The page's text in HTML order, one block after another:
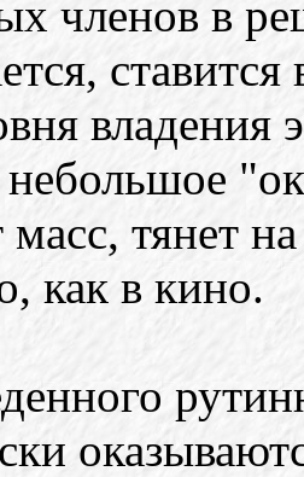
членов в
небольшое
тянет
как в кино.